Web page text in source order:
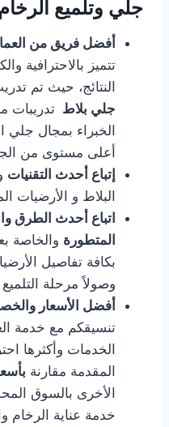
جلي وتلميع
أفضل فريق من
تتميز بالاحترافية
النتائج، حيث تم
جلي بلاط تدريبات
الخبراء بمجال جلي
أعلى مستوى من
إتباع أحدث التقنيات
البلاط و الأرضيات
اتباع أحدث الطرق
المتطورة والخاصة
بكافة تفاصيل
وصولاً مرحلة
أفضل الأسعار
تنسيقكم مع خدمة
الخدمات وأكثرها
المقدمة مقارنة
الأخرى بالسوق
خدمة عناية الرخام